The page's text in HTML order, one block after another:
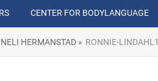
CENTER FOR BODYLANGUAGE
HERMANSTAD » RONNIE-LINDAHL1